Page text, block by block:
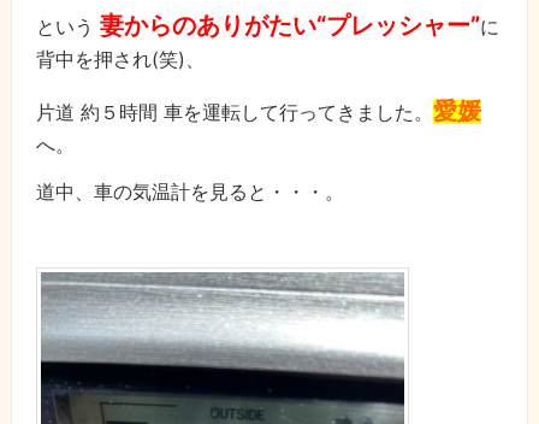
という 妻からのありがたい“プレッシャー”に
背中を押され(笑)、
片道 約５時間 車を運転して行ってきました。 愛媛
へ。
道中、車の気温計を見ると・・・。